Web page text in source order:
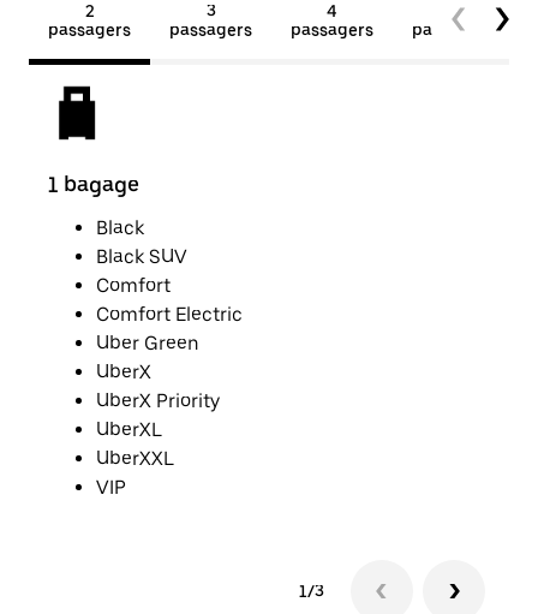
2
passagers
3
passagers
4
passagers
5+
passagers
1 bagage
Black
Black SUV
Comfort
Comfort Electric
Uber Green
UberX
UberX Priority
UberXL
UberXXL
VIP
1/3